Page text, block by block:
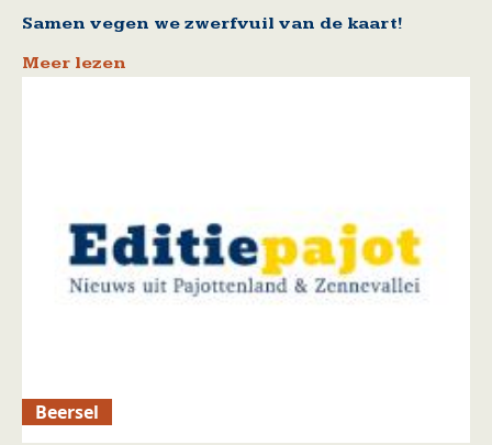
Samen vegen we zwerfvuil van de kaart!
Meer lezen
Beersel